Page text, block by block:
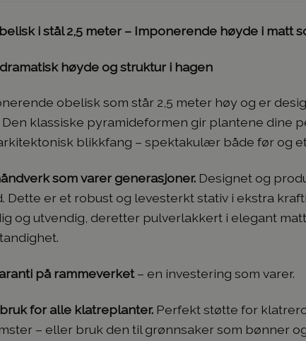
i stål 2,5 meter – Imponerende høyde i matt
høyde og struktur i hagen
obelisk som står 2,5 meter høy og er
Den klassiske pyramideformen gir plantene dine
blikkfang – spektakulær både før og
som varer generasjoner.Designet og
Dette er et robust og levesterkt stativ i ekstra
og utvendig, deretter pulverlakkert i elegant
på rammeverket– en investering som varer.
for alle klatreplanter.Perfekt støtte for
– eller bruk den til grønnsaker som bønner